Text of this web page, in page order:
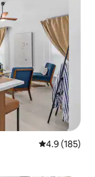
Calificación
4.9 (185)